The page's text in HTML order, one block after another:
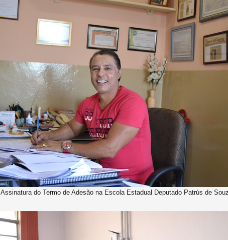
Assinatura do Termo de Adesão na Escola Estadual Deputado Patrús de